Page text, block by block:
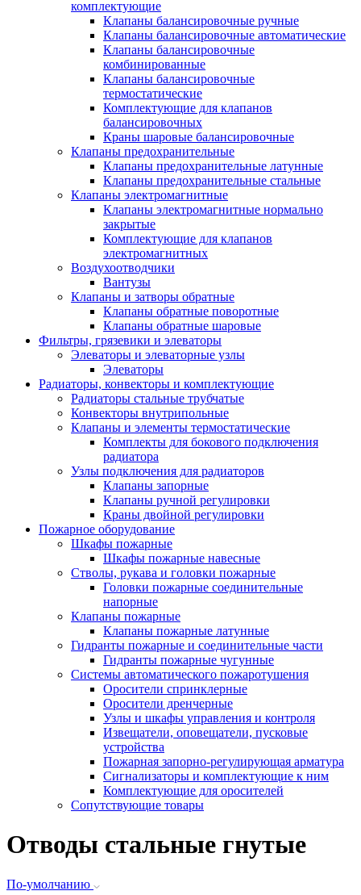
комплектующие
Клапаны балансировочные ручные
Клапаны балансировочные автоматические
Клапаны балансировочные
комбинированные
Клапаны балансировочные
термостатические
Комплектующие для клапанов
балансировочных
Краны шаровые балансировочные
Клапаны предохранительные
Клапаны предохранительные латунные
Клапаны предохранительные стальные
Клапаны электромагнитные
Клапаны электромагнитные нормально
закрытые
Комплектующие для клапанов
электромагнитных
Воздухоотводчики
Вантузы
Клапаны и затворы обратные
Клапаны обратные поворотные
Клапаны обратные шаровые
Фильтры, грязевики и элеваторы
Элеваторы и элеваторные узлы
Элеваторы
Радиаторы, конвекторы и комплектующие
Радиаторы стальные трубчатые
Конвекторы внутрипольные
Клапаны и элементы термостатические
Комплекты для бокового подключения
радиатора
Узлы подключения для радиаторов
Клапаны запорные
Клапаны ручной регулировки
Краны двойной регулировки
Пожарное оборудование
Шкафы пожарные
Шкафы пожарные навесные
Стволы, рукава и головки пожарные
Головки пожарные соединительные
напорные
Клапаны пожарные
Клапаны пожарные латунные
Гидранты пожарные и соединительные части
Гидранты пожарные чугунные
Системы автоматического пожаротушения
Оросители спринклерные
Оросители дренчерные
Узлы и шкафы управления и контроля
Извещатели, оповещатели, пусковые
устройства
Пожарная запорно-регулирующая арматура
Сигнализаторы и комплектующие к ним
Комплектующие для оросителей
Сопутствующие товары
Отводы стальные гнутые
По-умолчанию